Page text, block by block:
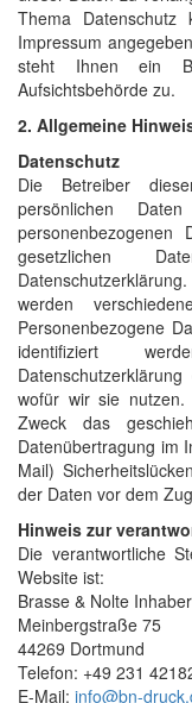
Thema
Impressum
steht Ihnen ein
Aufsichtsbehörde zu.
2. Allgemeine
Datenschutz
Die Betreiber
persönlichen
gesetzlichen
werden
Personenbezogene
identifiziert
wofür wir sie
Zweck das
Datenübertragung im
Mail)
der Daten vor dem
Hinweis zur
Die verantwortliche
Website ist:
Brasse & Nolte
Meinbergstraße 75
44269 Dortmund
Telefon: +49 231
E-Mail: info@bn-